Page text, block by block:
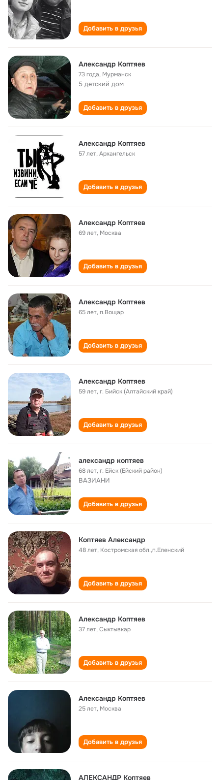
Добавить в друзья
Александр Коптяев
73 года, Мурманск
5 детский дом
Добавить в друзья
Александр Коптяев
57 лет,Архангельск
Добавить в друзья
Александр Коптяев
69 лет, Москва
Добавить в друзья
Александр Коптяев
65 лет,п.Вощар
Добавить в друзья
Александр Коптяев
59 лет,г. Бийск (Алтайский край)
Добавить в друзья
александр коптяев
68 лет,г. Ейск (Ейский район)
ВАЗИАНИ
Добавить в друзья
Коптяев Александр
48 лет, Костромская обл.,п.Еленский
Добавить в друзья
Александр Коптяев
37 лет,Сыктывкар
Добавить в друзья
Александр Коптяев
25 лет, Москва
Добавить в друзья
АЛЕКСАНДР Коптяев